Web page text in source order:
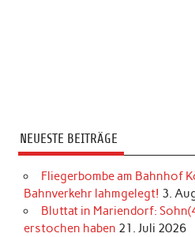
NEUESTE BEITRÄGE
Fliegerbombe am Bahnhof
Bahnverkehr lahmgelegt! 3.
Bluttat in Mariendorf:
erstochen haben 21. Juli 2026